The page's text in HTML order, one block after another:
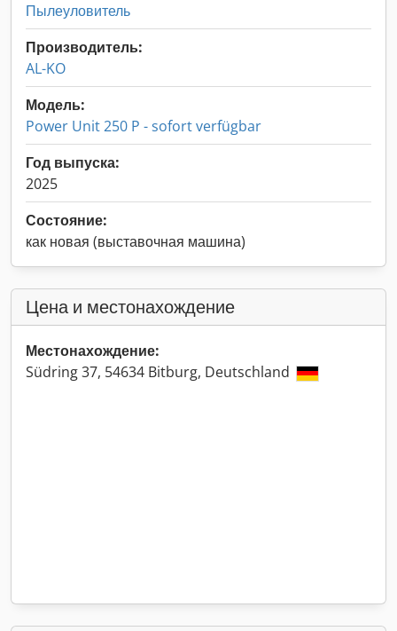
Пылеуловитель
Производитель:
AL-KO
Модель:
Power Unit 250 P - sofort verfügbar
Год выпуска:
2025
Состояние:
как новая (выставочная машина)
Цена и местонахождение
Местонахождение:
Südring 37, 54634 Bitburg, Deutschland